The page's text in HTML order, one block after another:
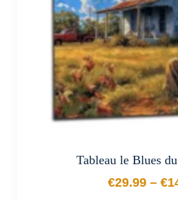
sur
la
du
Tableau le Blues
€29.99 – €